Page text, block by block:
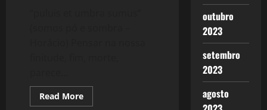
Read MoreRead
more
outubro
2023
setembro
2023
agosto